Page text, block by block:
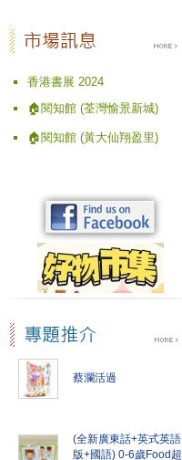
香港書展 2024
🏠閱知館 (荃灣愉景新城)
🏠閱知館 (黃大仙翔盈里)
蔡瀾活過
(全新廣東話+英式英語
版+國語) 0-6歲Food超